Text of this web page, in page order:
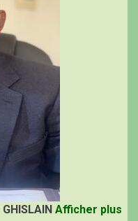
Afficher plus